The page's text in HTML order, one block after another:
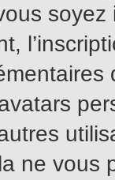
ne vous